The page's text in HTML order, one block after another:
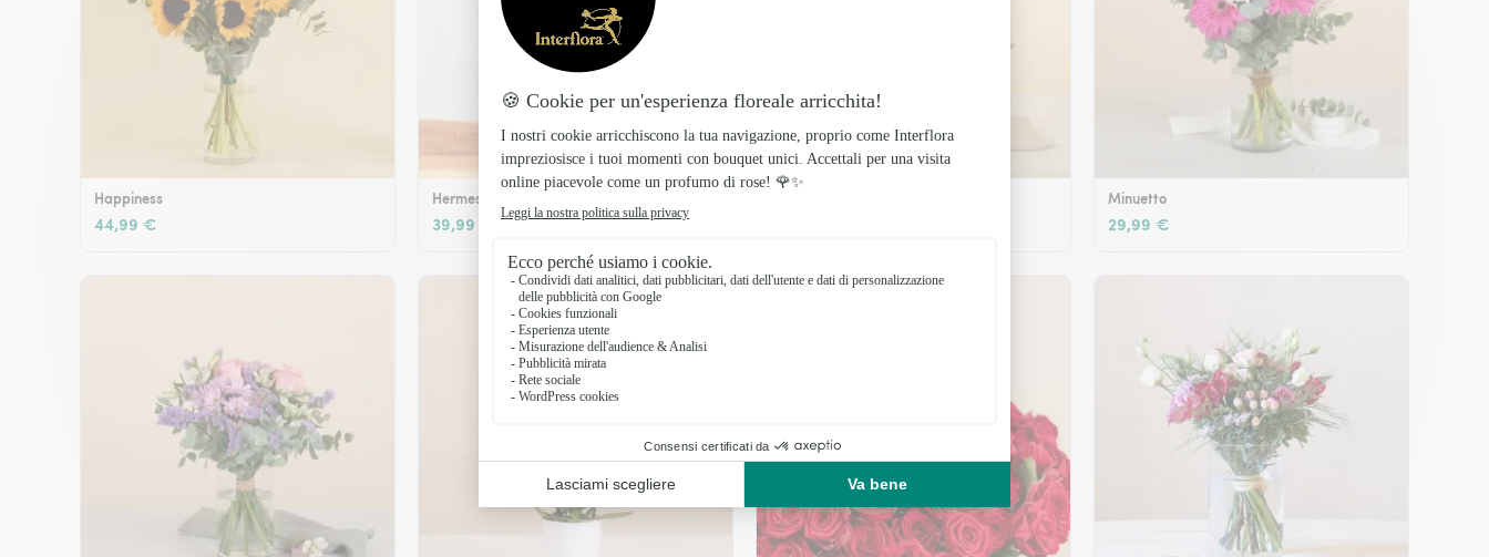
Happiness
44,99 €
Hermes
39,99 €
Minuetto
29,99 €